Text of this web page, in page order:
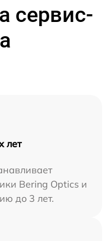
сервис-
лет
Bering Optics и
до 3 лет.